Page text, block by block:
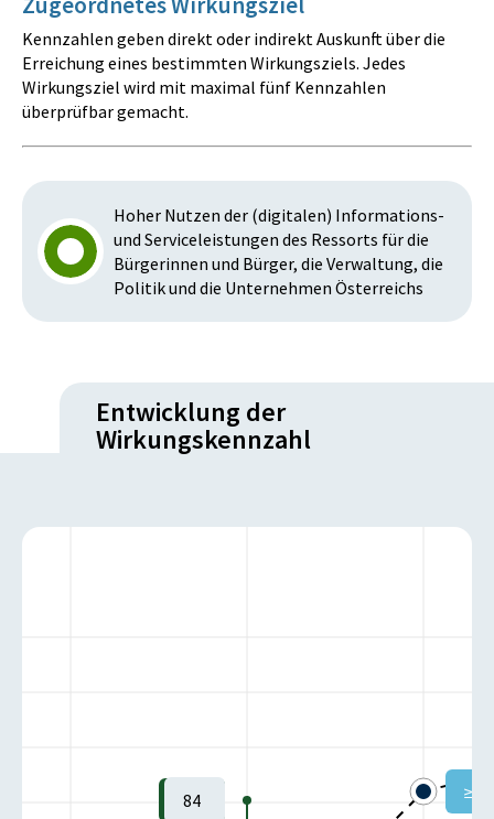
Kennzahlen geben direkt oder indirekt Auskunft über die
Erreichung eines bestimmten Wirkungsziels. Jedes
Wirkungsziel wird mit maximal fünf Kennzahlen
überprüfbar gemacht.
Hoher Nutzen der (digitalen) Informations-
und Serviceleistungen des Ressorts für die
Bürgerinnen und Bürger, die Verwaltung, die
Politik und die Unternehmen Österreichs
Entwicklung der
Wirkungskennzahl
84 ≥ 85